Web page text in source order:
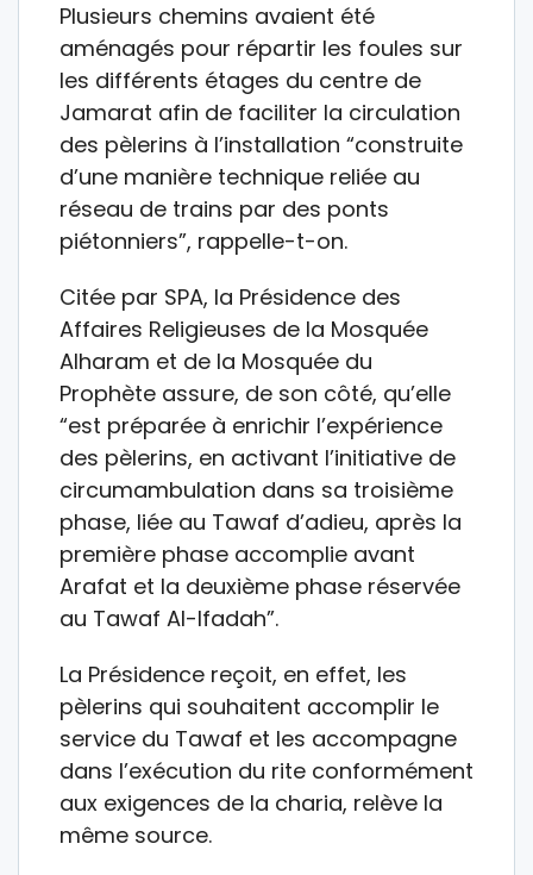
Plusieurs chemins avaient été
aménagés pour répartir les foules sur
les différents étages du centre de
Jamarat afin de faciliter la circulation
des pèlerins à l’installation “construite
d’une manière technique reliée au
réseau de trains par des ponts
piétonniers”, rappelle-t-on.
Citée par SPA, la Présidence des
Affaires Religieuses de la Mosquée
Alharam et de la Mosquée du
Prophète assure, de son côté, qu’elle
“est préparée à enrichir l’expérience
des pèlerins, en activant l’initiative de
circumambulation dans sa troisième
phase, liée au Tawaf d’adieu, après la
première phase accomplie avant
Arafat et la deuxième phase réservée
au Tawaf Al-Ifadah”.
La Présidence reçoit, en effet, les
pèlerins qui souhaitent accomplir le
service du Tawaf et les accompagne
dans l’exécution du rite conformément
aux exigences de la charia, relève la
même source.